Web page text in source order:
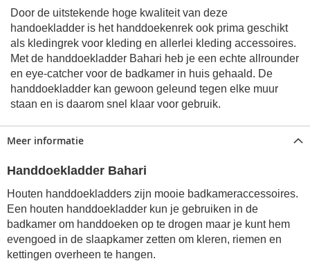
Door de uitstekende hoge kwaliteit van deze
handoekladder is het handdoekenrek ook prima geschikt
als kledingrek voor kleding en allerlei kleding accessoires.
Met de handdoekladder Bahari heb je een echte allrounder
en eye-catcher voor de badkamer in huis gehaald. De
handdoekladder kan gewoon geleund tegen elke muur
staan en is daarom snel klaar voor gebruik.
Meer informatie
Handdoekladder Bahari
Houten handdoekladders zijn mooie badkameraccessoires.
Een houten handdoekladder kun je gebruiken in de
badkamer om handdoeken op te drogen maar je kunt hem
evengoed in de slaapkamer zetten om kleren, riemen en
kettingen overheen te hangen.